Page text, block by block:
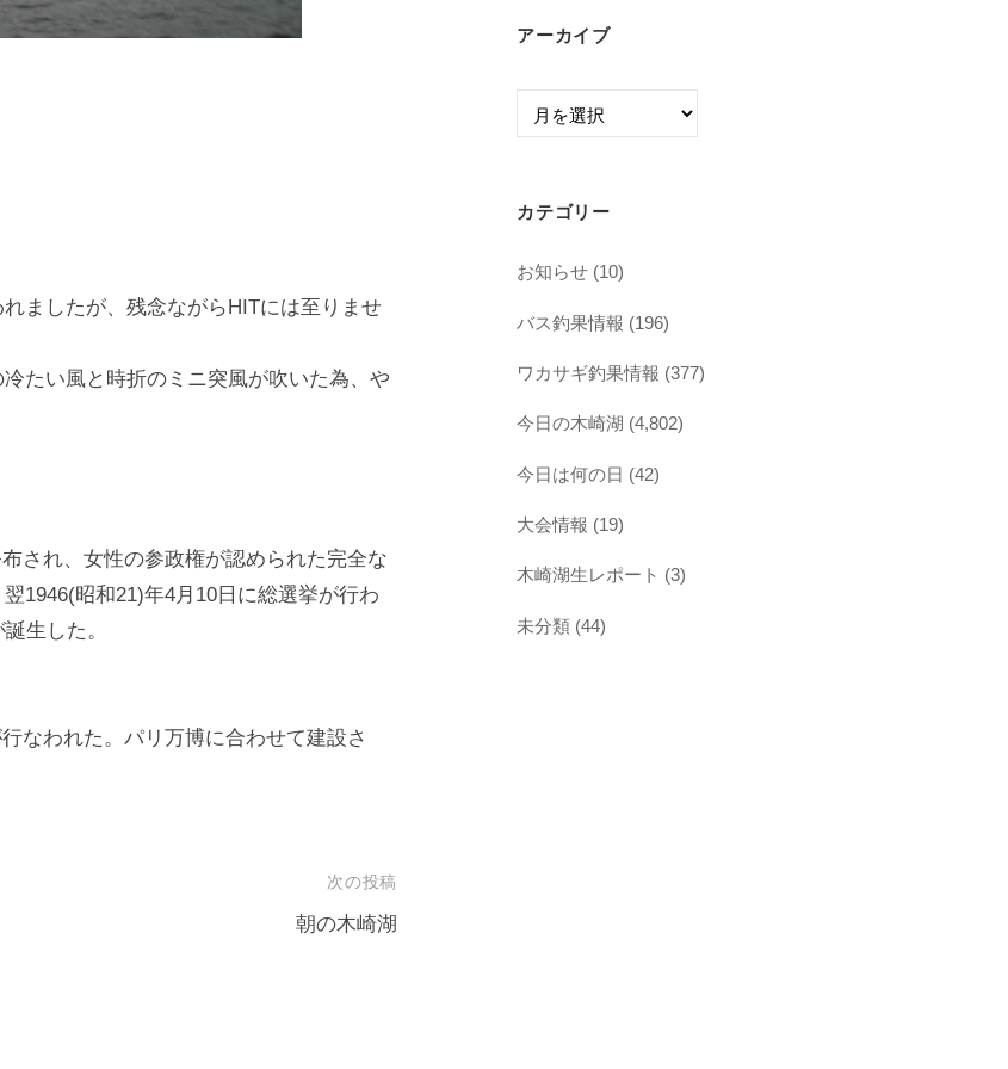
ましたが、残念ながらHITには至りませ
たい風と時折のミニ突風が吹いた為、や
され、女性の参政権が認められた完全な
1946(昭和21)年4月10日に総選挙が行わ
生した。
なわれた。パリ万博に合わせて建設さ
次の投稿
朝の木崎湖
アーカイブ
ア
ブ
カテゴリー
お知らせ (10)
バス釣果情報 (196)
ワカサギ釣果情報 (377)
今日の木崎湖 (4,802)
今日は何の日 (42)
大会情報 (19)
木崎湖生レポート (3)
未分類 (44)